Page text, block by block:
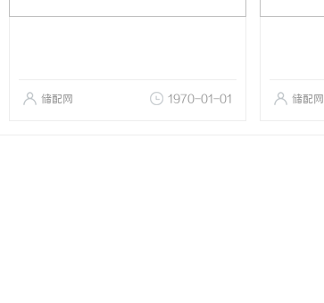
储配网 1970-01-01 储配网